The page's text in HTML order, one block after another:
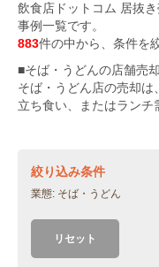
飲食店ドットコム 居抜
事例一覧です。
883件の中から、条件を
■そば・うどんの店舗売
そば・うどん店の売却は
立ち食い、またはラン
の造作や券売機などの
とができます。
絞り込み条件
業態 そば・うどん
リセット